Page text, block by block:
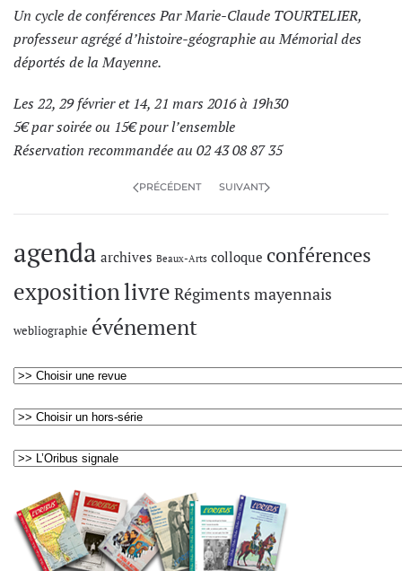
Un cycle de conférences Par Marie-Claude TOURTELIER,
professeur agrégé d’histoire-géographieau Mémorial des
déportés de la Mayenne.
Les 22, 29 février et 14, 21 mars 2016 à 19h30
5€ par soirée ou 15€ pour l’ensemble
Réservation recommandée au 02 43 08 87 35
PRÉCÉDENT SUIVANT
agenda archives Beaux-Arts colloque conférences
expositionlivre Régiments mayennais
webliographie événement